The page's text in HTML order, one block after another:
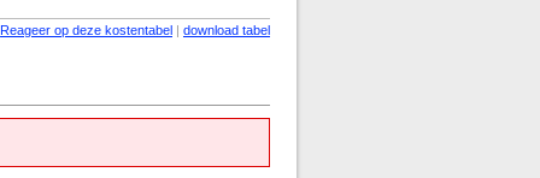
Reageer op deze kostentabel | download tabel